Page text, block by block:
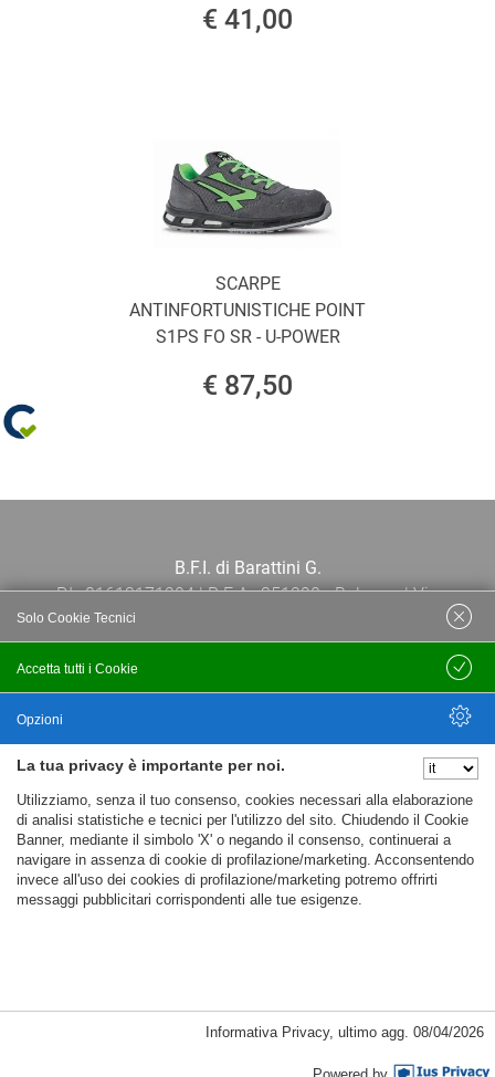
€ 41,00
SCARPE
ANTINFORTUNISTICHE POINT
S1PS FO SR - U-POWER
€ 87,50
B.F.I. di Barattini G.
P.I.: 01613171204 | R.E.A.: 351290 - Bologna | Via
Po 13E, 40139, Bologna | Telefono: 051
444638 | Email: bfi@bfi.bo.it
Privacy policy
Cookie policy
Passepartout
La tua privacy è importante per noi.
Utilizziamo, senza il tuo consenso, cookies necessari alla elaborazione
di analisi statistiche e tecnici per l'utilizzo del sito. Chiudendo il Cookie
Banner, mediante il simbolo 'X' o negando il consenso, continuerai a
navigare in assenza di cookie di profilazione/marketing. Acconsentendo
invece all'uso dei cookies di profilazione/marketing potremo offrirti
messaggi pubblicitari corrispondenti alle tue esigenze.
Cookie Necessari, Tecnici di Sessione
Accetta tutti i Cookie
Solo Cookie Tecnici
Salva
Opzioni
Nascondi Opzioni
Informativa Privacy, ultimo agg. 08/04/2026